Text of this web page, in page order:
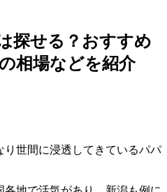
探せる？おすすめ
相場などを紹介
世間に浸透してきているパパ